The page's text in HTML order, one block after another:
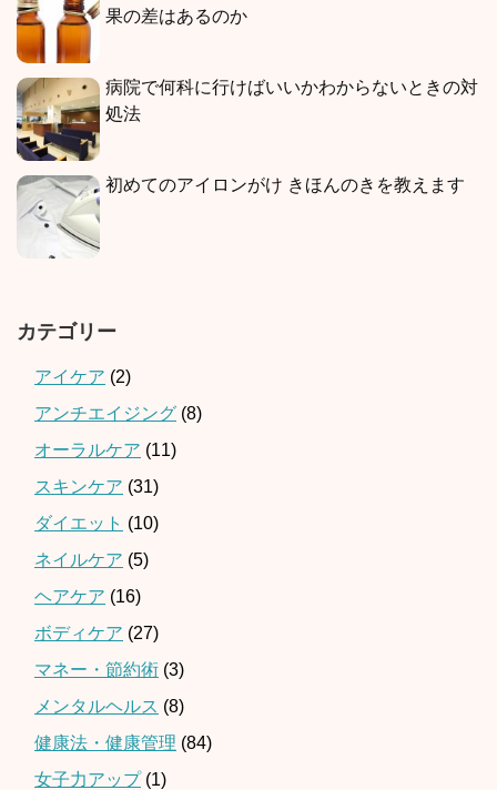
果の差はあるのか
病院で何科に行けばいいかわからないときの対
処法
初めてのアイロンがけ きほんのきを教えます
カテゴリー
アイケア (2)
アンチエイジング (8)
オーラルケア (11)
スキンケア (31)
ダイエット (10)
ネイルケア (5)
ヘアケア (16)
ボディケア (27)
マネー・節約術 (3)
メンタルヘルス (8)
健康法・健康管理 (84)
女子力アップ(1)